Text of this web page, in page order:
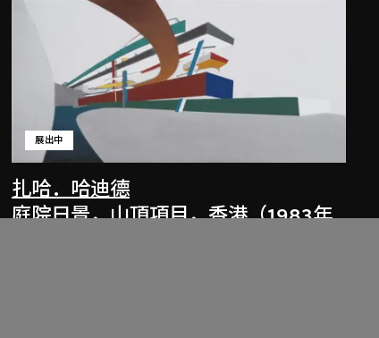
扎哈．哈迪德
展出中
庭院日景，山頂項目，香港（1983年